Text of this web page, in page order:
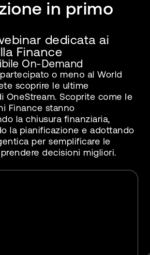
in primo
dedicata ai
Finance
On-Demand
o meno al World
scoprire le ultime
OneStream. Scoprite come le
Finance stanno
la chiusura finanziaria,
la pianificazione e adottando
per semplificare le
decisioni migliori.